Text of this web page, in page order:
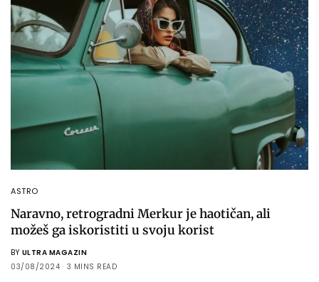
ASTRO
Naravno, retrogradni Merkur je haotičan, ali
možeš ga iskoristiti u svoju korist
BY ULTRA MAGAZIN
03/08/2024
3 MINS READ